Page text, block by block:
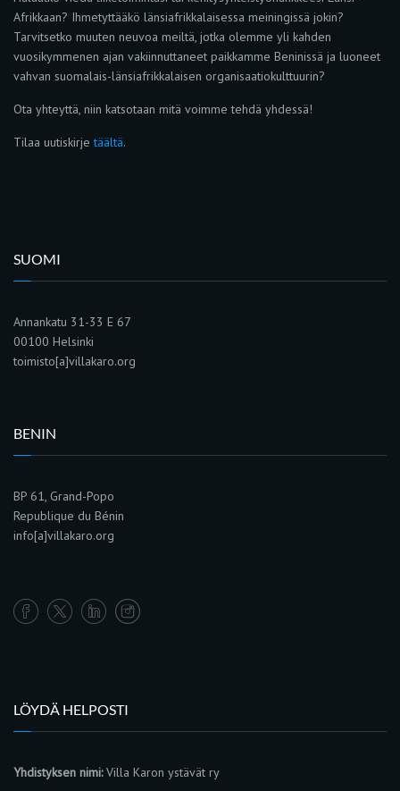
Afrikkaan? Ihmetyttääkö länsiafrikkalaisessa meiningissä jokin?
Tarvitsetko muuten neuvoa meiltä, jotka olemme yli kahden
vuosikymmenen ajan vakiinnuttaneet paikkamme Beninissä ja luoneet
vahvan suomalais-länsiafrikkalaisen organisaatiokulttuurin?
Ota yhteyttä, niin katsotaan mitä voimme tehdä yhdessä!
Tilaa uutiskirjetäältä.
SUOMI
Annankatu 31-33 E 67
00100 Helsinki
toimisto[a]villakaro.org
BENIN
BP 61, Grand-Popo
Republique du Bénin
info[a]villakaro.org
LÖYDÄ HELPOSTI
Yhdistyksen nimi:Villa Karon ystävät ry